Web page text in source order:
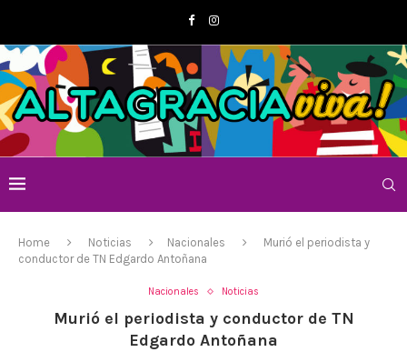
Home Noticias Nacionales
Murió el periodista y
conductor de TN Edgardo Antoñana
Nacionales Noticias
Murió el periodista y conductor de TN
Edgardo Antoñana